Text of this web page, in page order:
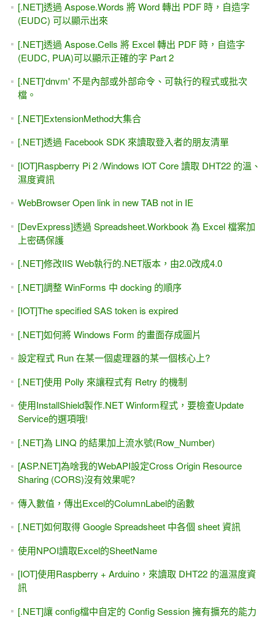
[.NET]透過 Aspose.Words 將 Word 轉出 PDF 時，自造字
(EUDC) 可以顯示出來
[.NET]透過 Aspose.Cells 將 Excel 轉出 PDF 時，自造字
(EUDC, PUA)可以顯示正確的字 Part 2
[.NET]'dnvm' 不是內部或外部命令、可執行的程式或批次
檔。
[.NET]ExtensionMethod大集合
[.NET]透過 Facebook SDK 來讀取登入者的朋友清單
[IOT]Raspberry Pi 2 /Windows IOT Core 讀取 DHT22 的溫、
濕度資訊
WebBrowser Open link in new TAB not in IE
[DevExpress]透過 Spreadsheet.Workbook 為 Excel 檔案加
上密碼保護
[.NET]修改IIS Web執行的.NET版本，由2.0改成4.0
[.NET]調整 WinForms 中 docking 的順序
[IOT]The specified SAS token is expired
[.NET]如何將 Windows Form 的畫面存成圖片
設定程式 Run 在某一個處理器的某一個核心上?
[.NET]使用 Polly 來讓程式有 Retry 的機制
使用InstallShield製作.NET Winform程式，要檢查Update
Service的選項哦!
[.NET]為 LINQ 的結果加上流水號(Row_Number)
[ASP.NET]為啥我的WebAPI設定Cross Origin Resource
Sharing (CORS)沒有效果呢?
傳入數值，傳出Excel的ColumnLabel的函數
[.NET]如何取得 Google Spreadsheet 中各個 sheet 資訊
使用NPOI讀取Excel的SheetName
[IOT]使用Raspberry + Arduino，來讀取 DHT22 的溫濕度資
訊
[.NET]讓 config檔中自定的 Config Session 擁有擴充的能力